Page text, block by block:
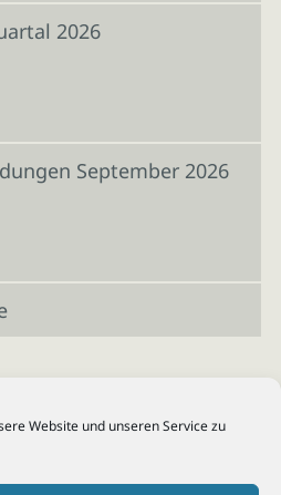
Website und unseren Service zu
2026
September 2026